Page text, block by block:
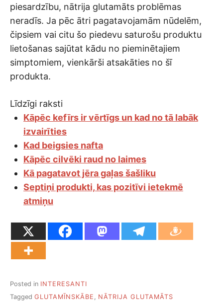
piesardzību, nātrija glutamāts problēmas
neradīs. Ja pēc ātri pagatavojamām nūdelēm,
čipsiem vai citu šo piedevu saturošu produktu
lietošanas sajūtat kādu no pieminētajiem
simptomiem, vienkārši atsakāties no šī
produkta.
Līdzīgi raksti
Kāpēc kefīrs ir vērtīgs un kad no tā labāk
izvairīties
Kad beigsies nafta
Kāpēc cilvēki raud no laimes
Kā pagatavot jēra gaļas šašliku
Septiņi produkti, kas pozitīvi ietekmē
atmiņu
Posted in INTERESANTI
Tagged GLUTAMĪNSKĀBE , NĀTRIJA GLUTAMĀTS